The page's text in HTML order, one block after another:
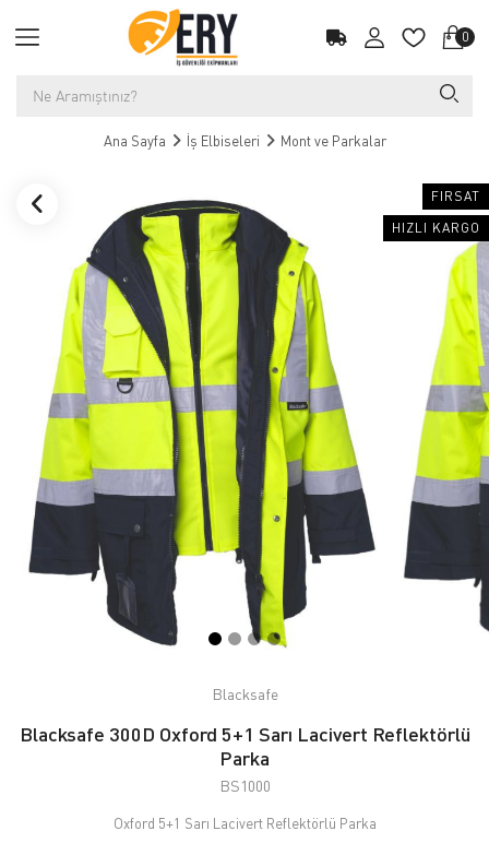
0
Ana Sayfa İş Elbiseleri Mont ve Parkalar
FIRSAT
HIZLI KARGO
Blacksafe
Blacksafe 300D Oxford 5+1 Sarı Lacivert Reflektörlü
Parka
BS1000
Oxford 5+1 Sarı Lacivert Reflektörlü Parka